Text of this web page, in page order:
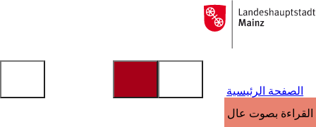
الانتقال إلى المحتوى
إلى
الصفحة
الصفحة الرئيسية
القراءة بصوت عالٍ